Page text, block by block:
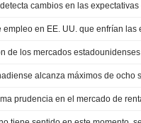
de los mercados estadounidenses